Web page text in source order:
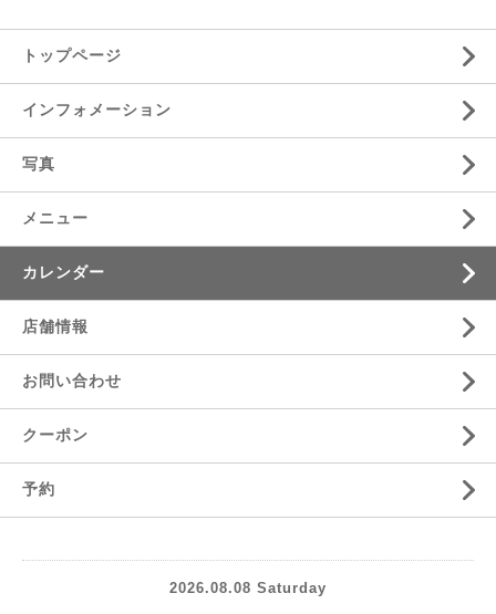
トップページ
インフォメーション
写真
メニュー
カレンダー
店舗情報
お問い合わせ
クーポン
予約
2026.08.08 Saturday